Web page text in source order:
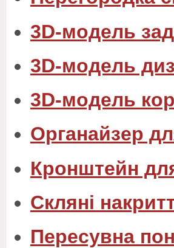
3D-модель
3D-модель
3D-модель
Органайзер
Кронштейн
Скляні
Пересувна